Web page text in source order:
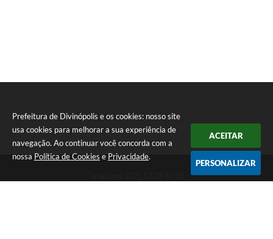
Prefeitura de Divinópolis e os cookies: nosso site
usa cookies para melhorar a sua experiência de
navegação. Ao continuar você concorda com a
nossa Política de Cookies e Privacidade.
ACEITAR
PERSONALIZAR